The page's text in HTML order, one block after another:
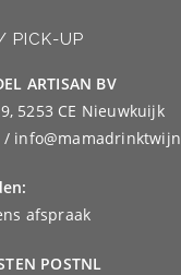
PICK-UP
ARTISAN BV
5253 CE Nieuwkuijk
/
afspraak
POSTNL